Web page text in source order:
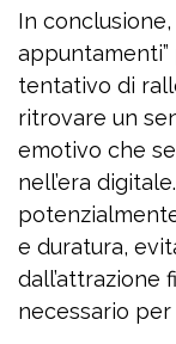
In
tentativo di
ritrovare un
emotivo che
nell’era
e duratura,
dall’attrazione
necessario